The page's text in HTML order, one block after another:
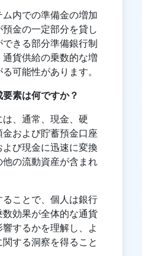
内での準備金の増加
預金の一定部分を貸し
できる部分準備銀行制
貨供給の乗数的な増
可能性があります。
素は何ですか？
、通常、現金、硬
および貯蓄預金口座
び現金に迅速に変換
他の流動資産が含まれ
ことで、個人は銀行
効果が全体的な通貨
するかを理解し、よ
する洞察を得ること